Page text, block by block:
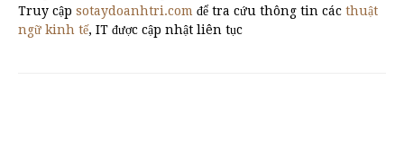
Truy cập sotaydoanhtri.com để tra cứu thông tin các thuật
ngữ kinh tế, IT được cập nhật liên tục